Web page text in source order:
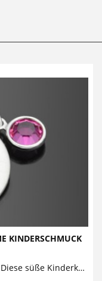
KINDERSCHMUCK
SPRINGTIME Kinderkette für Mädchen Diese süße Kinderkette mit Gravur lässt Mädchenherzen höherschlagen. Der Namensanhänger wird ergänzt durch einen niedlichen Schmetterling und einen...